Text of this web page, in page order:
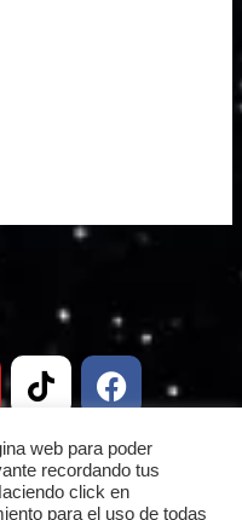
i
k
o
k
F
a
c
e
b
o
o
D
i
s
o
r
d
web para poder
recordando tus
click en
para el uso de todas